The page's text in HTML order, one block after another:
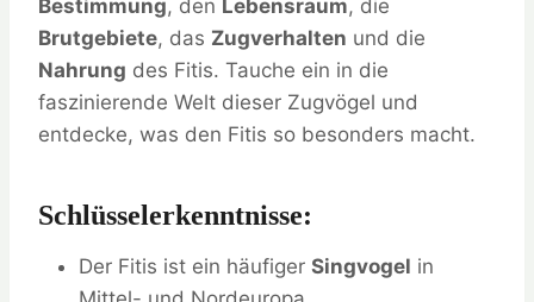
Bestimmung, den Lebensraum, die
Brutgebiete, das Zugverhalten und die
Nahrung des Fitis. Tauche ein in die
faszinierende Welt dieser Zugvögel und
entdecke, was den Fitis so besonders macht.
Schlüsselerkenntnisse:
Der Fitis ist ein häufiger Singvogel in